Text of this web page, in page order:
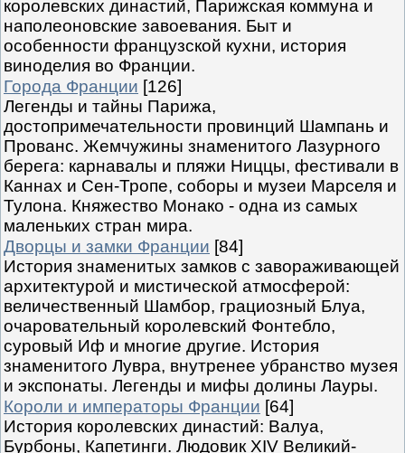
королевских династий, Парижская коммуна и
наполеоновские завоевания. Быт и
особенности французской кухни, история
виноделия во Франции.
Города Франции [126]
Легенды и тайны Парижа,
достопримечательности провинций Шампань и
Прованс. Жемчужины знаменитого Лазурного
берега: карнавалы и пляжи Ниццы, фестивали в
Каннах и Сен-Тропе, соборы и музеи Марселя и
Тулона. Княжество Монако - одна из самых
маленьких стран мира.
Дворцы и замки Франции [84]
История знаменитых замков с завораживающей
архитектурой и мистической атмосферой:
величественный Шамбор, грациозный Блуа,
очаровательный королевский Фонтебло,
суровый Иф и многие другие. История
знаменитого Лувра, внутренее убранство музея
и экспонаты. Легенды и мифы долины Лауры.
Короли и императоры Франции [64]
История королевских династий: Валуа,
Бурбоны, Капетинги. Людовик XIV Великий-